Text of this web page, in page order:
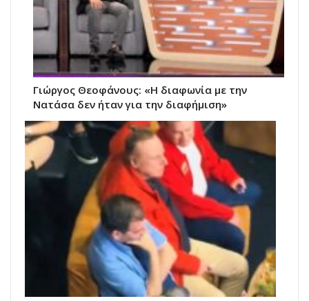
Γιώργος Θεοφάνους: «Η διαφωνία με την
Νατάσα δεν ήταν για την διαφήμιση»